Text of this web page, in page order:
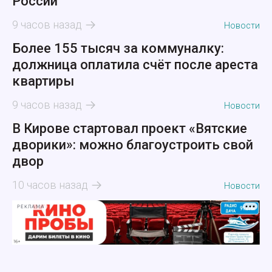
9 часов назад Новости
Более 155 тысяч за коммуналку:
должница оплатила счёт после ареста
квартиры
9 часов назад Новости
В Кирове стартовал проект «Вятские
дворики»: можно благоустроить свой
двор
10 часов назад Новости
РЕКЛАМА